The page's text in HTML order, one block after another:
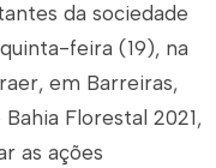
da sociedade
feira (19), na
em Barreiras,
Florestal 2021,
as ações